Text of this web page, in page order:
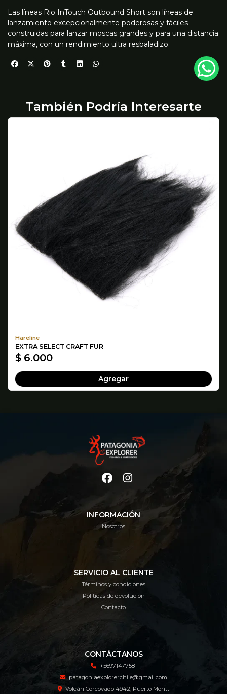
Las líneas Rio InTouch Outbound Short son líneas de
lanzamiento excepcionalmente poderosas y fáciles
construidas para lanzar moscas grandes y para una distancia
máxima, con un rendimiento ultra resbaladizo.
También Podría Interesarte
Hareline
EXTRA SELECT CRAFT FUR
$ 6.000
Agregar
INFORMACIÓN
Nosotros
SERVICIO AL CLIENTE
Términos y condiciones
Políticas de devolución
Contacto
CONTÁCTANOS
+56971477581
patagoniaexplorerchile@gmail.com
Volcán Corcovado 4942, Puerto Montt